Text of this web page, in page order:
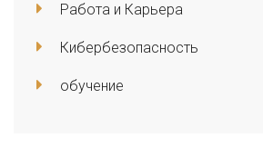
Работа и Карьера
Кибербезопасность
обучение